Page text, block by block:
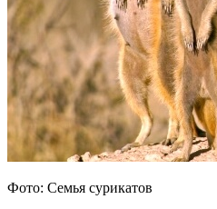
Фото: Семья сурикатов